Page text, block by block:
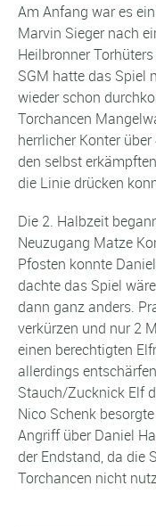
Am Anfang war es
Marvin Sieger nach
Heilbronner
SGM hatte das Spiel
wieder schon
Torchancen
herrlicher Konter
den selbst
die Linie drücken
Die 2. Halbzeit
Neuzugang Matze
Pfosten konnte
dachte das Spiel
dann ganz anders.
verkürzen und nur 2
einen berechtigten
allerdings
Stauch/Zucknick Elf
Nico Schenk
Angriff über Daniel
der Endstand, da die
Torchancen nicht